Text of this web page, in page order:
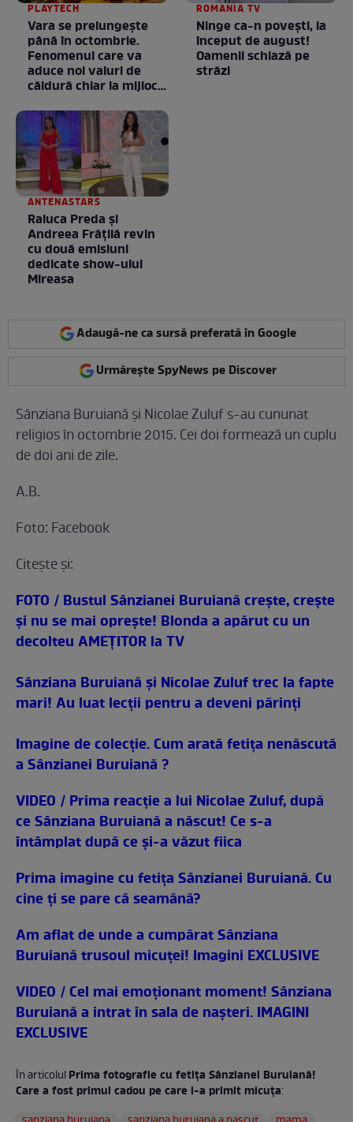
PLAYTECH
Vara se prelungeşte
până în octombrie.
Fenomenul care va
aduce noi valuri de
căldură chiar la mijlocul
ROMANIA TV
Ninge ca-n povești, la
început de august!
Oamenii schiază pe
străzi
ANTENASTARS
Raluca Preda și
Andreea Frățilă revin
cu două emisiuni
dedicate show-ului
Mireasa
Adaugă-ne ca sursă preferată în Google
Urmărește SpyNews pe Discover
Sânziana Buruiană şi Nicolae Zuluf s-au cununat
religios în octombrie 2015. Cei doi formează un cuplu
de doi ani de zile.
A.B.
Foto: Facebook
Citeşte şi:
FOTO / Bustul Sânzianei Buruiană creşte, creşte
şi nu se mai opreşte! Blonda a apărut cu un
decolteu AMEŢITOR la TV
Sânziana Buruiană şi Nicolae Zuluf trec la fapte
mari! Au luat lecţii pentru a deveni părinţi
Imagine de colecţie. Cum arată fetiţa nenăscută
a Sânzianei Buruiană ?
VIDEO / Prima reacţie a lui Nicolae Zuluf, după
ce Sânziana Buruiană a născut! Ce s-a
întâmplat după ce şi-a văzut fiica
Prima imagine cu fetița Sânzianei Buruiană. Cu
cine ți se pare că seamănă?
Am aflat de unde a cumpărat Sânziana
Buruiană trusoul micuţei! Imagini EXCLUSIVE
VIDEO / Cel mai emoţionant moment! Sânziana
Buruiană a intrat în sala de naşteri. IMAGINI
EXCLUSIVE
În articolulPrima fotografie cu fetiţa Sânzianei Buruiană!
Care a fost primul cadou pe care l-a primit micuţa: